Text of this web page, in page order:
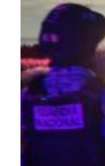
CHAVA
PARA
EVENTO
Populares
especiales
Estatal
Nacional-
Tour por Tlaxcala